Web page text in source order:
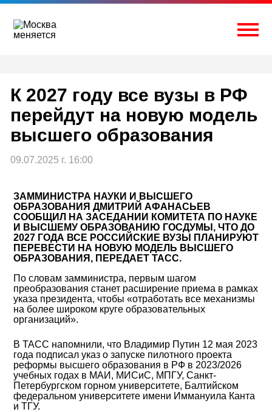
Перейти
содержимому
К 2027 году все вузы в РФ
перейдут на новую модель
высшего образования
09.07.2025 г. 16:00
ЗАММИНИСТРА НАУКИ И ВЫСШЕГО
ОБРАЗОВАНИЯ ДМИТРИЙ АФАНАСЬЕВ
СООБЩИЛ НА ЗАСЕДАНИИ КОМИТЕТА ПО НАУКЕ
И ВЫСШЕМУ ОБРАЗОВАНИЮ ГОСДУМЫ, ЧТО ДО
2027 ГОДА ВСЕ РОССИЙСКИЕ ВУЗЫ ПЛАНИРУЮТ
ПЕРЕВЕСТИ НА НОВУЮ МОДЕЛЬ ВЫСШЕГО
ОБРАЗОВАНИЯ, ПЕРЕДАЕТ ТАСС.
По словам замминистра, первым шагом
преобразования станет расширение приема в рамках
указа президента, чтобы «отработать все механизмы
на более широком круге образовательных
организаций».
В ТАСС напомнили, что Владимир Путин 12 мая 2023
года подписал указ о запуске пилотного проекта
реформы высшего образования в РФ в 2023/2026
учебных годах в МАИ, МИСиС, МПГУ, Санкт-
Петербургском горном университете, Балтийском
федеральном университете имени Иммануила Канта
и ТГУ.